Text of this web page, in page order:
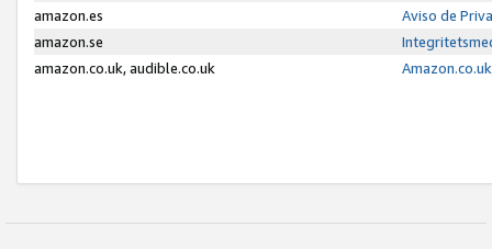
amazon.es
Aviso de
amazon.se
amazon.co.uk, audible.co.uk